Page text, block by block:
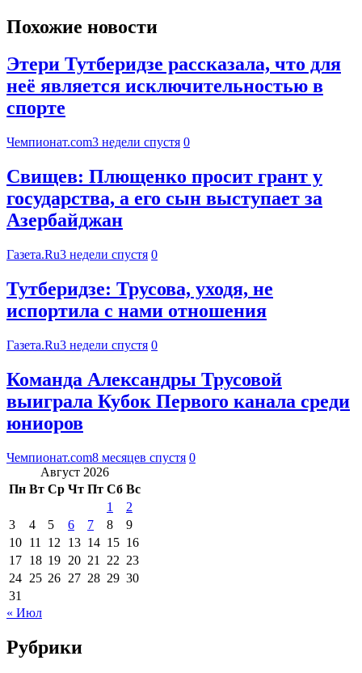
Похожие новости
Этери Тутберидзе рассказала, что для
неё является исключительностью в
спорте
Чемпионат.com3 недели спустя 0
Свищев: Плющенко просит грант у
государства, а его сын выступает за
Азербайджан
Газета.Ru3 недели спустя 0
Тутберидзе: Трусова, уходя, не
испортила с нами отношения
Газета.Ru3 недели спустя 0
Команда Александры Трусовой
выиграла Кубок Первого канала среди
юниоров
Чемпионат.com8 месяцев спустя 0
Август 2026
Пн Вт Ср Чт Пт Сб Вс
1
2
3
4 5 6 7 8
9
10 11 12 13 14 15 16
17 18 19 20 21 22 23
24 25 26 27 28 29 30
31
« Июл
Рубрики